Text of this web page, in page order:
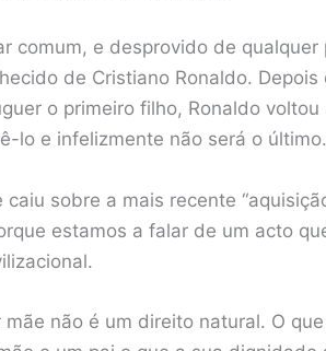
comum, e desprovido de
de Cristiano Ronaldo.
o primeiro filho, Ronaldo
lo e infelizmente não será o último.
caiu sobre a mais recente
estamos a falar de um acto
mãe não é um direito natural. O